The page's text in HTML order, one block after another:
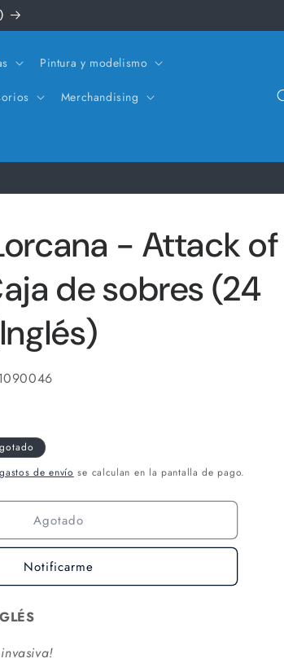
Pintura y modelismo
Merchandising
- Attack
de sobres (24
gastos de envío se calculan en la pantalla de pago.
Agotado
Notificarme